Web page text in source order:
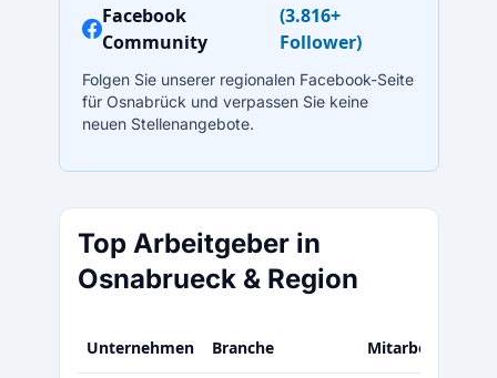
Facebook
Community
(3.816+
Follower)
Folgen Sie unserer regionalen Facebook-Seite
für Osnabrück und verpassen Sie keine
neuen Stellenangebote.
Top Arbeitgeber in
Osnabrueck & Region
Unternehmen Branche Mitarbeiter